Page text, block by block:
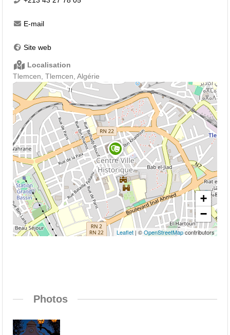
E-mail
Site web
Localisation
Tlemcen, Tlemcen, Algérie
+
−
Leaflet| ©OpenStreetMapcontributors
Photos